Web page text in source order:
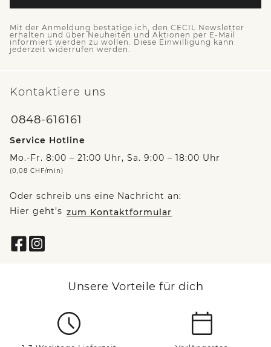
Mit der Anmeldung bestätige ich, den CECIL Newsletter
erhalten und über Neuheiten und Aktionen per E-Mail
informiert werden zu wollen. Diese Einwilligung kann
jederzeit widerrufen werden.
Kontaktiere uns
0848-616161
Service Hotline
Mo.-Fr. 8:00 – 21:00 Uhr, Sa. 9:00 – 18:00 Uhr
(0,08 CHF/min)
Oder schreib uns eine Nachricht an:
Hier geht’s zum Kontaktformular
Unsere Vorteile für dich